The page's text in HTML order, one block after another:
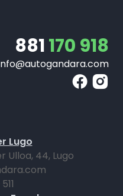
881170 918
Lugo
Ulloa, 44, Lugo